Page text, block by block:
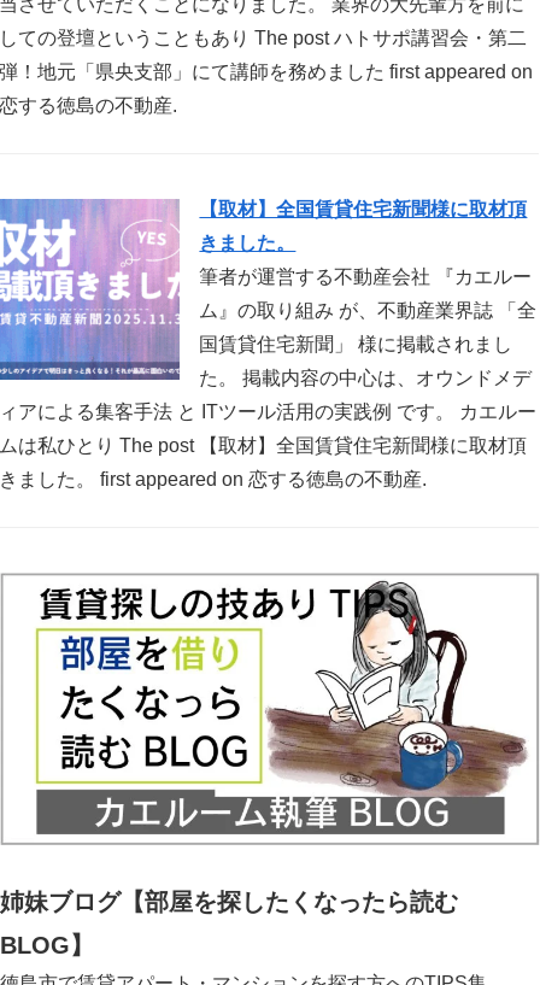
当させていただくことになりました。 業界の大先輩方を前に
しての登壇ということもあり The post ハトサポ講習会・第二
弾！地元「県央支部」にて講師を務めました first appeared on
恋する徳島の不動産.
【取材】全国賃貸住宅新聞様に取材頂
きました。
筆者が運営する不動産会社 『カエルー
ム』の取り組み が、不動産業界誌 「全
国賃貸住宅新聞」 様に掲載されまし
た。 掲載内容の中心は、オウンドメデ
ィアによる集客手法 と ITツール活用の実践例 です。 カエルー
ムは私ひとり The post 【取材】全国賃貸住宅新聞様に取材頂
きました。 first appeared on 恋する徳島の不動産.
姉妹ブログ【部屋を探したくなったら読む
BLOG】